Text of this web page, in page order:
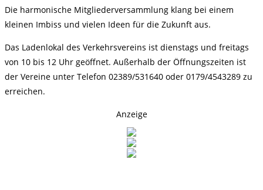
Die harmonische Mitgliederversammlung klang bei einem
kleinen Imbiss und vielen Ideen für die Zukunft aus.
Das Ladenlokal des Verkehrsvereins ist dienstags und freitags
von 10 bis 12 Uhr geöffnet. Außerhalb der Öffnungszeiten ist
der Vereine unter Telefon 02389/531640 oder 0179/4543289 zu
erreichen.
Anzeige